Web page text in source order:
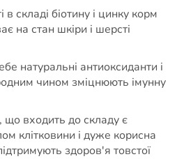
складі біотину і цинку корм
на стан шкіри і шерсті
натуральні антиоксиданти і
чином зміцнюють імунну
входить до складу є
клітковини і дуже корисна
здоров'я товстої